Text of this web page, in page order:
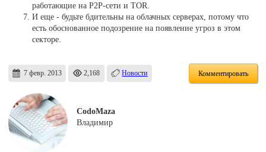
работающие на P2P-сети и TOR.
И еще - будьте бдительны на облачных серверах, потому что
есть обоснованное подозрение на появление угроз в этом
секторе.
7 февр. 2013 2,168 Новости Комментировать
CodoMaza
Владимир